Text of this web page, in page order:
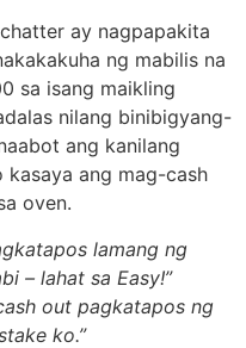
ay nagpapakita
ng mabilis na
sa isang maikling
nilang binibigyang-
ang kanilang
ang mag-cash
oven.
lamang ng
– lahat sa Easy!”
out pagkatapos ng
ko.”